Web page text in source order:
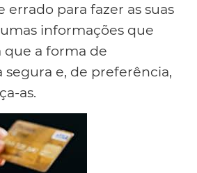
errado para fazer as suas
informações que
que a forma de
segura e, de preferência,
as.